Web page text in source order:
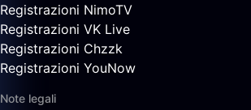
Registrazioni NimoTV
Registrazioni VK Live
Registrazioni Chzzk
Registrazioni YouNow
Note legali